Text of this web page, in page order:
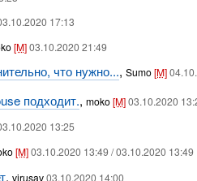
17:13
[M]03.10.2020 21:49
что нужно..., Sumo[M]
подходит.,moko[M] 03.10.2020
13:25
[M]03.10.2020 13:49 / 03.10.2020 13:49
, virusav03.10.2020 14:00